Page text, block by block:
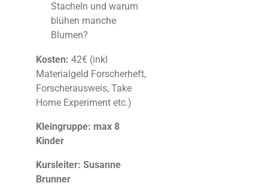
Stacheln und warum
blühen manche
Blumen?
Kosten: 42€ (inkl
Materialgeld Forscherheft,
Forscherausweis, Take
Home Experiment etc.)
Kleingruppe: max 8
Kinder
Kursleiter: Susanne
Brunner